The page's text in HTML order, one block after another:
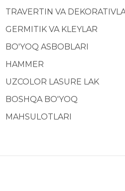
TRAVERTIN VA
GERMITIK VA KLEYLAR
BO'YOQ ASBOBLARI
HAMMER
UZCOLOR LASURE LAK
BOSHQA BO'YOQ
MAHSULOTLARI